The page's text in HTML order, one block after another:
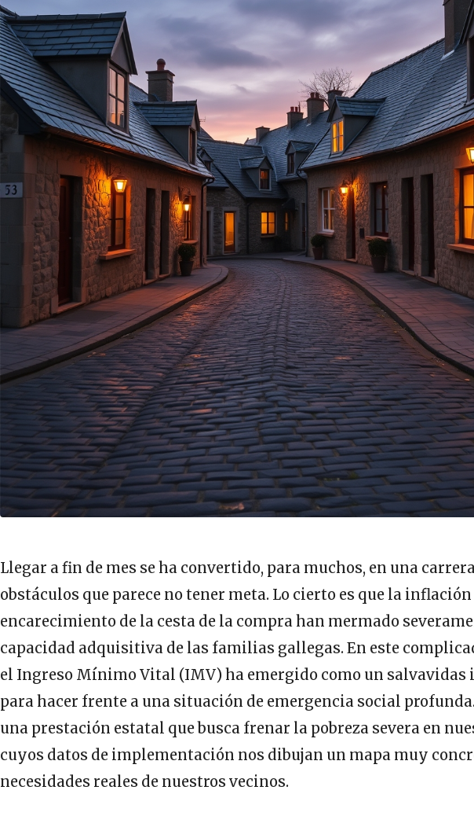
Llegar a fin de mes se ha convertido, para muchos, en una
obstáculos que parece no tener meta. Lo cierto es que la
encarecimiento de la cesta de la compra han mermado
capacidad adquisitiva de las familias gallegas. En este
el Ingreso Mínimo Vital (IMV) ha emergido como un salvavidas
para hacer frente a una situación de emergencia social
una prestación estatal que busca frenar la pobreza severa en
cuyos datos de implementación nos dibujan un mapa muy
necesidades reales de nuestros vecinos.